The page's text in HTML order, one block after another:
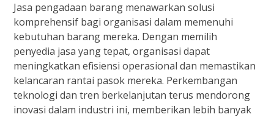
Jasa pengadaan barang menawarkan solusi
komprehensif bagi organisasi dalam memenuhi
kebutuhan barang mereka. Dengan memilih
penyedia jasa yang tepat, organisasi dapat
meningkatkan efisiensi operasional dan memastikan
kelancaran rantai pasok mereka. Perkembangan
teknologi dan tren berkelanjutan terus mendorong
inovasi dalam industri ini, memberikan lebih banyak